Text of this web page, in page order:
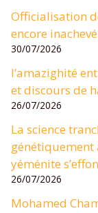
Officialisation
encore inachevé
30/07/2026
l’amazighité
et discours de
26/07/2026
La science
génétiquement
yéménite
26/07/2026
Mohamed